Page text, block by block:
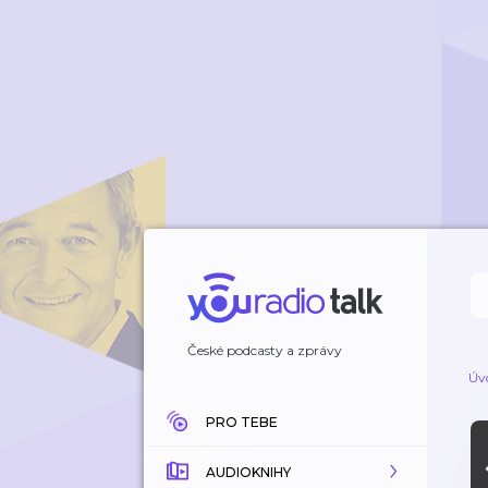
České podcasty a zprávy
PRO TEBE
AUDIOKNIHY